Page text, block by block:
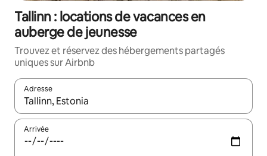
Tallinn : locations de vacances en
auberge de jeunesse
Trouvez et réservez des hébergements partagés
uniques sur Airbnb
Adresse
Lorsque les résultats s'affichent, utilisez les flèches vers le
Arrivée